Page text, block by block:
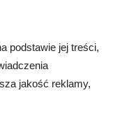
podstawie jej treści,
jakość reklamy,